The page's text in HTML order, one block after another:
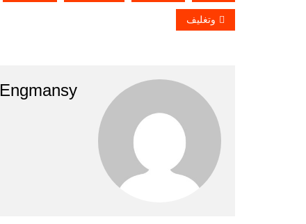
وتغليف
Engmansy